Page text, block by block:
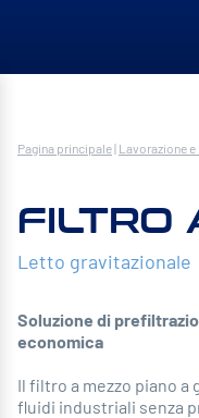
Pagina principale| Lavorazione
FILTRO
Letto gravitazionale
Soluzione di
economica
Il filtro a mezzo piano
fluidi industriali senza